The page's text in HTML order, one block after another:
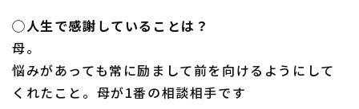
◯人生で感謝していることは？
母。
悩みがあっても常に励まして前を向けるようにして
くれたこと。母が1番の相談相手です